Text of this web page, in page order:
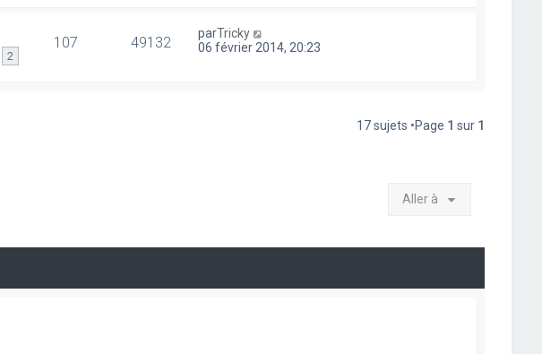
2
107 49132 parTricky
06 février 2014, 20:23
17 sujets •Page 1 sur 1
Aller à